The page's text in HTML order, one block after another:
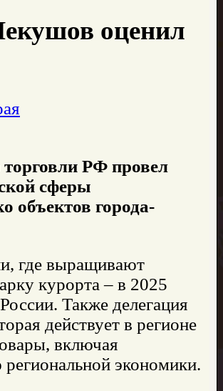
оценил
РФ провел
сферы
объектов города-
где выращивают
курорта – в 2025
Также делегация
действует в регионе
включая
экономики.